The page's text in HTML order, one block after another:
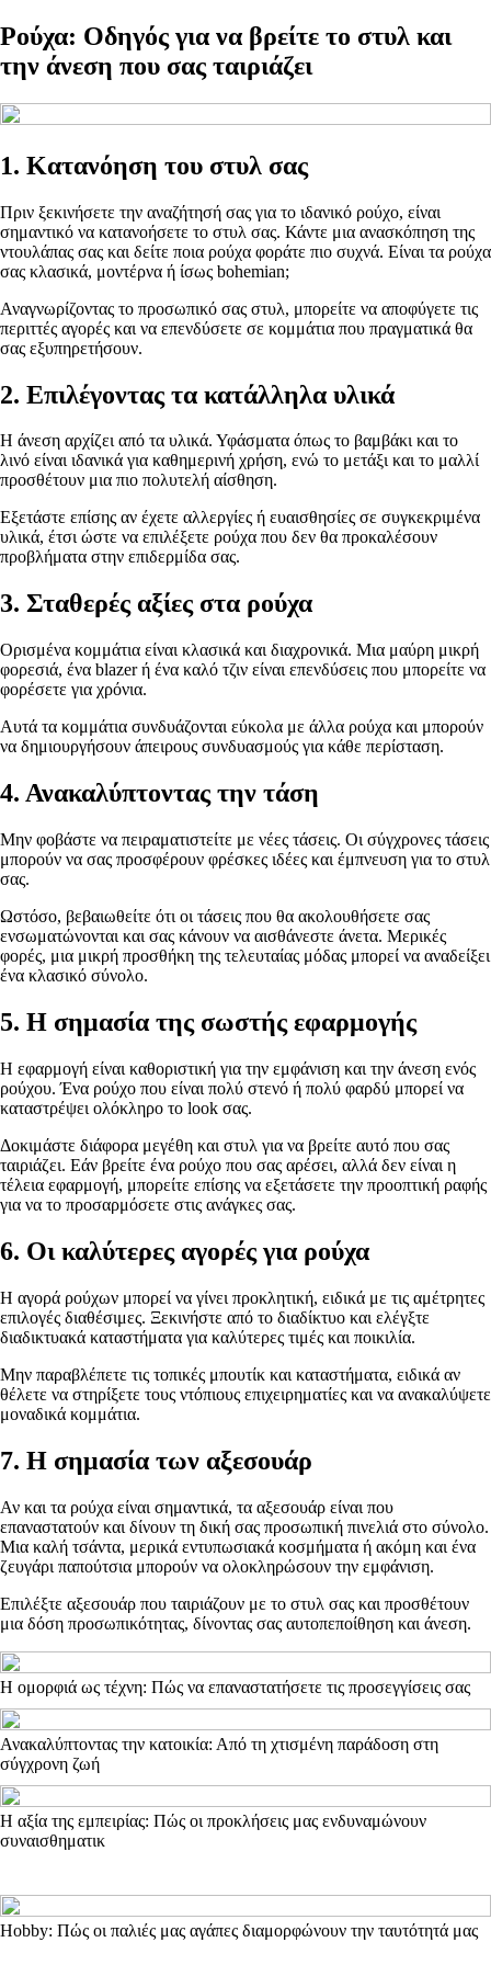
Ρούχα: Οδηγός για να βρείτε το στυλ και
την άνεση που σας ταιριάζει
1. Κατανόηση του στυλ σας
Πριν ξεκινήσετε την αναζήτησή σας για το ιδανικό ρούχο, είναι
σημαντικό να κατανοήσετε το στυλ σας. Κάντε μια ανασκόπηση της
ντουλάπας σας και δείτε ποια ρούχα φοράτε πιο συχνά. Είναι τα ρούχα
σας κλασικά, μοντέρνα ή ίσως bohemian;
Αναγνωρίζοντας το προσωπικό σας στυλ, μπορείτε να αποφύγετε τις
περιττές αγορές και να επενδύσετε σε κομμάτια που πραγματικά θα
σας εξυπηρετήσουν.
2. Επιλέγοντας τα κατάλληλα υλικά
Η άνεση αρχίζει από τα υλικά. Υφάσματα όπως το βαμβάκι και το
λινό είναι ιδανικά για καθημερινή χρήση, ενώ το μετάξι και το μαλλί
προσθέτουν μια πιο πολυτελή αίσθηση.
Εξετάστε επίσης αν έχετε αλλεργίες ή ευαισθησίες σε συγκεκριμένα
υλικά, έτσι ώστε να επιλέξετε ρούχα που δεν θα προκαλέσουν
προβλήματα στην επιδερμίδα σας.
3. Σταθερές αξίες στα ρούχα
Ορισμένα κομμάτια είναι κλασικά και διαχρονικά. Μια μαύρη μικρή
φορεσιά, ένα blazer ή ένα καλό τζιν είναι επενδύσεις που μπορείτε να
φορέσετε για χρόνια.
Αυτά τα κομμάτια συνδυάζονται εύκολα με άλλα ρούχα και μπορούν
να δημιουργήσουν άπειρους συνδυασμούς για κάθε περίσταση.
4. Ανακαλύπτοντας την τάση
Μην φοβάστε να πειραματιστείτε με νέες τάσεις. Οι σύγχρονες τάσεις
μπορούν να σας προσφέρουν φρέσκες ιδέες και έμπνευση για το στυλ
σας.
Ωστόσο, βεβαιωθείτε ότι οι τάσεις που θα ακολουθήσετε σας
ενσωματώνονται και σας κάνουν να αισθάνεστε άνετα. Μερικές
φορές, μια μικρή προσθήκη της τελευταίας μόδας μπορεί να αναδείξει
ένα κλασικό σύνολο.
5. Η σημασία της σωστής εφαρμογής
Η εφαρμογή είναι καθοριστική για την εμφάνιση και την άνεση ενός
ρούχου. Ένα ρούχο που είναι πολύ στενό ή πολύ φαρδύ μπορεί να
καταστρέψει ολόκληρο το look σας.
Δοκιμάστε διάφορα μεγέθη και στυλ για να βρείτε αυτό που σας
ταιριάζει. Εάν βρείτε ένα ρούχο που σας αρέσει, αλλά δεν είναι η
τέλεια εφαρμογή, μπορείτε επίσης να εξετάσετε την προοπτική ραφής
για να το προσαρμόσετε στις ανάγκες σας.
6. Οι καλύτερες αγορές για ρούχα
Η αγορά ρούχων μπορεί να γίνει προκλητική, ειδικά με τις αμέτρητες
επιλογές διαθέσιμες. Ξεκινήστε από το διαδίκτυο και ελέγξτε
διαδικτυακά καταστήματα για καλύτερες τιμές και ποικιλία.
Μην παραβλέπετε τις τοπικές μπουτίκ και καταστήματα, ειδικά αν
θέλετε να στηρίξετε τους ντόπιους επιχειρηματίες και να ανακαλύψετε
μοναδικά κομμάτια.
7. Η σημασία των αξεσουάρ
Αν και τα ρούχα είναι σημαντικά, τα αξεσουάρ είναι που
επαναστατούν και δίνουν τη δική σας προσωπική πινελιά στο σύνολο.
Μια καλή τσάντα, μερικά εντυπωσιακά κοσμήματα ή ακόμη και ένα
ζευγάρι παπούτσια μπορούν να ολοκληρώσουν την εμφάνιση.
Επιλέξτε αξεσουάρ που ταιριάζουν με το στυλ σας και προσθέτουν
μια δόση προσωπικότητας, δίνοντας σας αυτοπεποίθηση και άνεση.
Η ομορφιά ως τέχνη: Πώς να επαναστατήσετε τις προσεγγίσεις σας
Ανακαλύπτοντας την κατοικία: Από τη χτισμένη παράδοση στη
σύγχρονη ζωή
Η αξία της εμπειρίας: Πώς οι προκλήσεις μας ενδυναμώνουν
συναισθηματικ
Hobby: Πώς οι παλιές μας αγάπες διαμορφώνουν την ταυτότητά μας